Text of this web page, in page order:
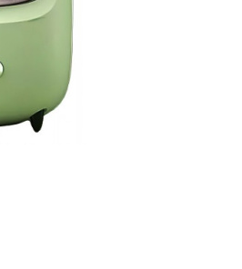
Для
Умный дом